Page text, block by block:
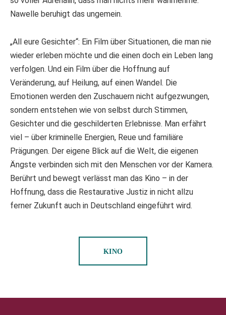
Nawelle beruhigt das ungemein.
„All eure Gesichter“: Ein Film über Situationen, die man nie
wieder erleben möchte und die einen doch ein Leben lang
verfolgen. Und ein Film über die Hoffnung auf
Veränderung, auf Heilung, auf einen Wandel. Die
Emotionen werden den Zuschauern nicht aufgezwungen,
sondern entstehen wie von selbst durch Stimmen,
Gesichter und die geschilderten Erlebnisse. Man erfährt
viel – über kriminelle Energien, Reue und familiäre
Prägungen. Der eigene Blick auf die Welt, die eigenen
Ängste verbinden sich mit den Menschen vor der Kamera.
Berührt und bewegt verlässt man das Kino – in der
Hoffnung, dass die Restaurative Justiz in nicht allzu
ferner Zukunft auch in Deutschland eingeführt wird.
KINO